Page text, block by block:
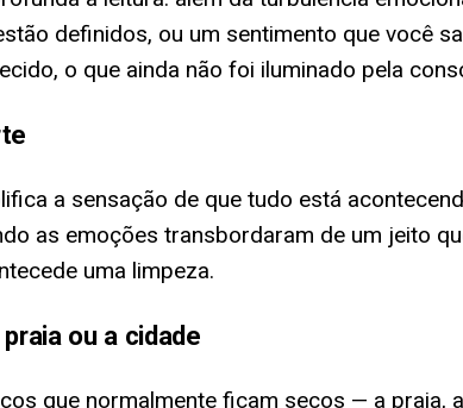
definidos, ou um sentimento que você
o que ainda não foi iluminado pela
a sensação de que tudo está
as emoções transbordaram de um jeito
uma limpeza.
ou a cidade
que normalmente ficam secos — a